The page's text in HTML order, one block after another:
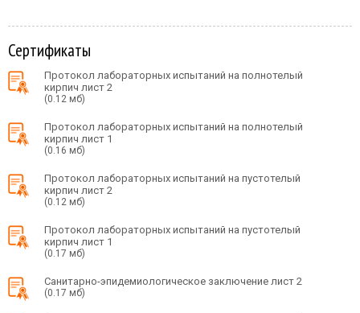
Сертификаты
Протокол лабораторных испытаний на полнотелый
кирпич лист 2
(0.12 мб)
Протокол лабораторных испытаний на полнотелый
кирпич лист 1
(0.16 мб)
Протокол лабораторных испытаний на пустотелый
кирпич лист 2
(0.12 мб)
Протокол лабораторных испытаний на пустотелый
кирпич лист 1
(0.17 мб)
Санитарно-эпидемиологическое заключение лист 2
(0.17 мб)